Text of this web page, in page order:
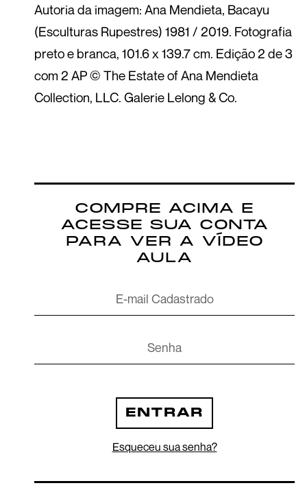
Autoria da imagem: Ana Mendieta, Bacayu
(Esculturas Rupestres) 1981 / 2019. Fotografia
preto e branca, 101.6 x 139.7 cm. Edição 2 de 3
com 2 AP © The Estate of Ana Mendieta
Collection, LLC. Galerie Lelong & Co.
COMPRE ACIMA E
ACESSE SUA CONTA
PARA VER A VÍDEO
AULA
ENTRAR
Esqueceu sua senha?